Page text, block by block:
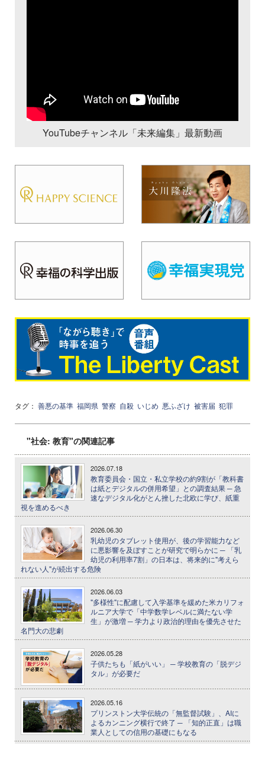
YouTubeチャンネル「未来編集」最新動画
タグ： 善悪の基準 福岡県 警察 自殺 いじめ 悪ふざけ 被害届 犯罪
"社会: 教育"の関連記事
2026.07.18
教育委員会・国立・私立学校の約9割が「教科書
は紙とデジタルの併用希望」との調査結果 ─ 急
速なデジタル化がとん挫した北欧に学び、紙重
視を進めるべき
2026.06.30
乳幼児のタブレット使用が、後の学習能力など
に悪影響を及ぼすことが研究で明らかに ─ 「乳
幼児の利用率7割」の日本は、将来的に"考えら
れない人"が続出する危険
2026.06.03
"多様性"に配慮して入学基準を緩めた米カリフォ
ルニア大学で「中学数学レベルに満たない学
生」が激増 ─ 学力より政治的理由を優先させた
名門大の悲劇
2026.05.28
子供たちも「紙がいい」 ─ 学校教育の「脱デジ
タル」が必要だ
2026.05.16
プリンストン大学伝統の「無監督試験」、AIに
よるカンニング横行で終了 ─ 「知的正直」は職
業人としての信用の基礎にもなる